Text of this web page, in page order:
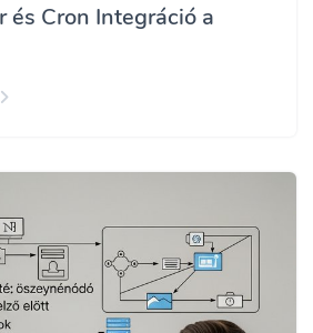
és Cron Integráció a